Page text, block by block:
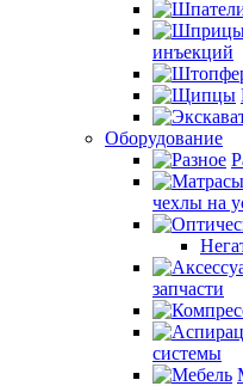
инъекций
Оборудование
чехлы на
запчасти
системы